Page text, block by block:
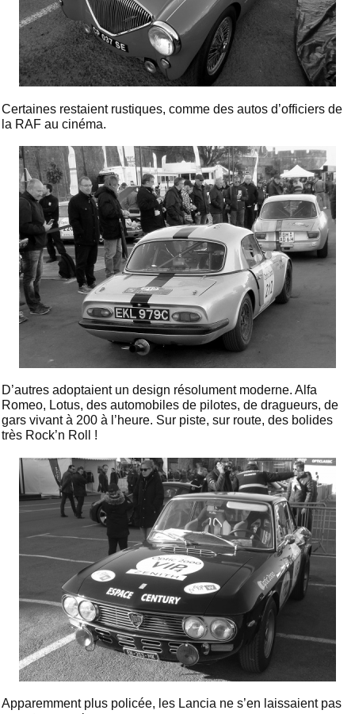
Certaines restaient rustiques, comme des autos d’officiers de
la RAF au cinéma.
D’autres adoptaient un design résolument moderne. Alfa
Romeo, Lotus, des automobiles de pilotes, de dragueurs, de
gars vivant à 200 à l’heure. Sur piste, sur route, des bolides
très Rock’n Roll !
Apparemment plus policée, les Lancia ne s’en laissaient pas